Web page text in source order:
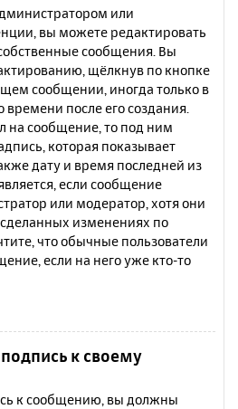
или
вы можете редактировать
сообщения. Вы
щёлкнув по кнопке
сообщении, иногда только в
после его создания.
на сообщение, то под ним
которая показывает
дату и время последней из
если сообщение
или модератор, хотя они
изменениях по
что обычные пользователи
если на него уже кто-то
к своему
к сообщению, вы должны